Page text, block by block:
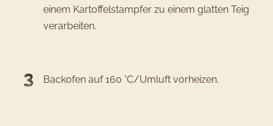
einem Kartoffelstampfer zu einem glatten Teig
verarbeiten.
Backofen auf 160 °C/Umluft vorheizen.